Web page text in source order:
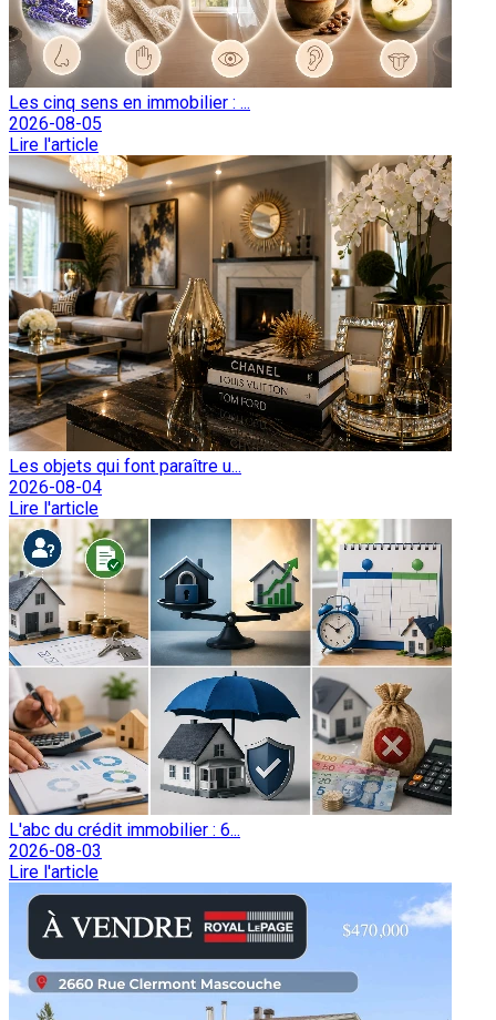
Les cinq sens en immobilier : ...
2026-08-05
Lire l'article
Les objets qui font paraître u...
2026-08-04
Lire l'article
L'abc du crédit immobilier : 6...
2026-08-03
Lire l'article